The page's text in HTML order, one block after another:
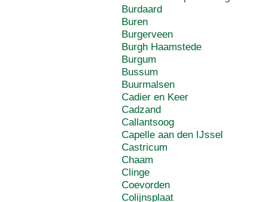
Burdaard
Buren
Burgerveen
Burgh Haamstede
Burgum
Bussum
Buurmalsen
Cadier en Keer
Cadzand
Callantsoog
Capelle aan den IJssel
Castricum
Chaam
Clinge
Coevorden
Colijnsplaat